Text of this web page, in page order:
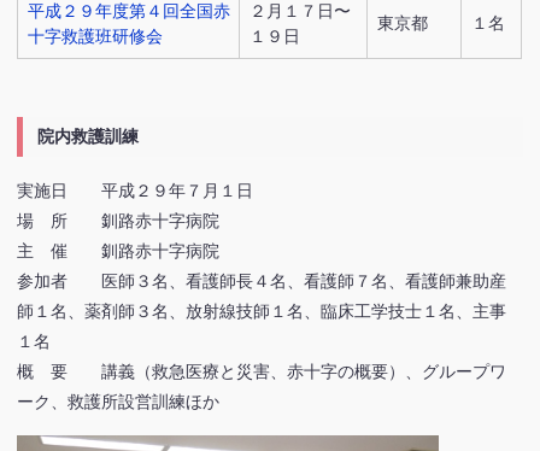
平成２９年度第４回全国赤
十字救護班研修会
２月１７日〜
１９日
東京都 １名
院内救護訓練
実施日 平成２９年７月１日
場 所 釧路赤十字病院
主 催 釧路赤十字病院
参加者 医師３名、看護師長４名、看護師７名、看護師兼助産
師１名、薬剤師３名、放射線技師１名、臨床工学技士１名、主事
１名
概 要 講義（救急医療と災害、赤十字の概要）、グループワ
ーク、救護所設営訓練ほか